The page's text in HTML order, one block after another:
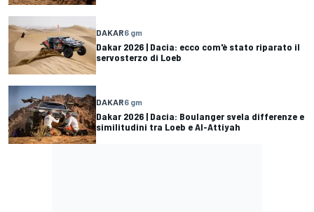
DAKAR6 gm
Dakar 2026 | Dacia: ecco com'è stato riparato il
servosterzo di Loeb
DAKAR6 gm
Dakar 2026 | Dacia: Boulanger svela differenze e
similitudini tra Loeb e Al-Attiyah